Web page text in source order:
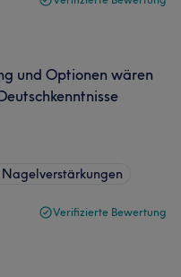
und Optionen wären
Verifizierte Bewertung